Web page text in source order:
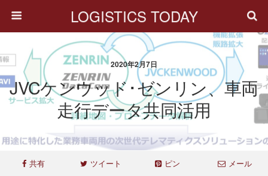
LOGISTICS TODAY
2020年2月7日
JVCケンウッド･ゼンリン、車両
走行データ共同活用
共有 ツイート ピン メール